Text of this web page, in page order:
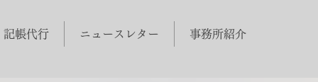
記帳代行 ニュースレター 事務所紹介